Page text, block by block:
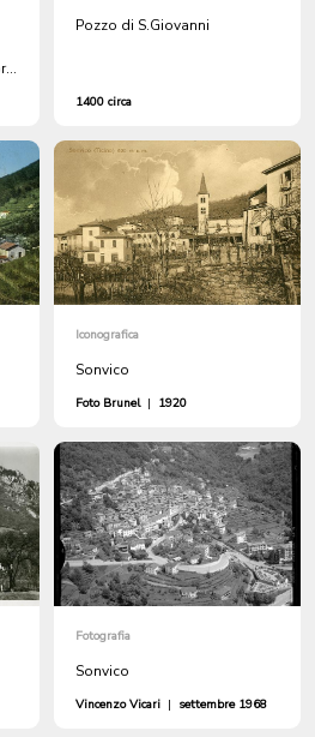
Pozzo di S.Giovanni
1400 circa
Iconografica
Sonvico
Foto Brunel | 1920
Fotografia
Sonvico
Vincenzo Vicari | settembre 1968